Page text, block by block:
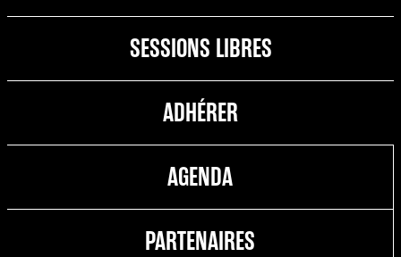
SESSIONS LIBRES
ADHÉRER
AGENDA
PARTENAIRES